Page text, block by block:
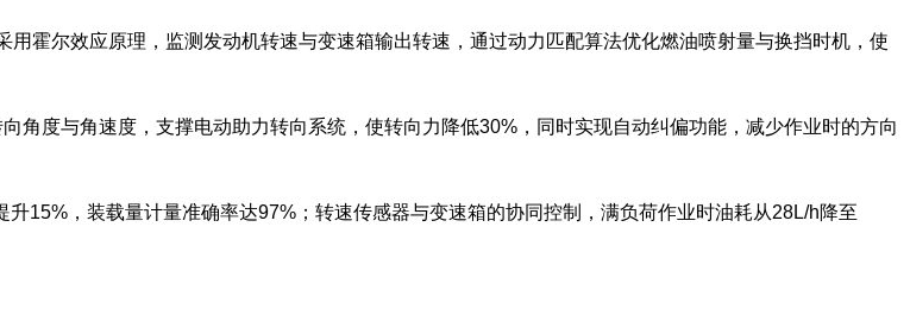
霍尔效应原理，监测发动机转速与变速箱输出转速，通过动力匹配算法优化燃油喷射量与换挡时机，使
角度与角速度，支撑电动助力转向系统，使转向力降低30%，同时实现自动纠偏功能，减少作业时的方向
15%，装载量计量准确率达97%；转速传感器与变速箱的协同控制，满负荷作业时油耗从28L/h降至